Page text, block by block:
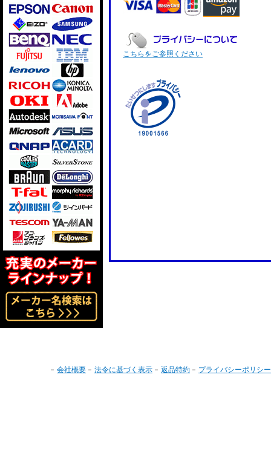
こちらをご参照ください
会社概要 法令に基づく表示 返品特約 プライバシーポリシー